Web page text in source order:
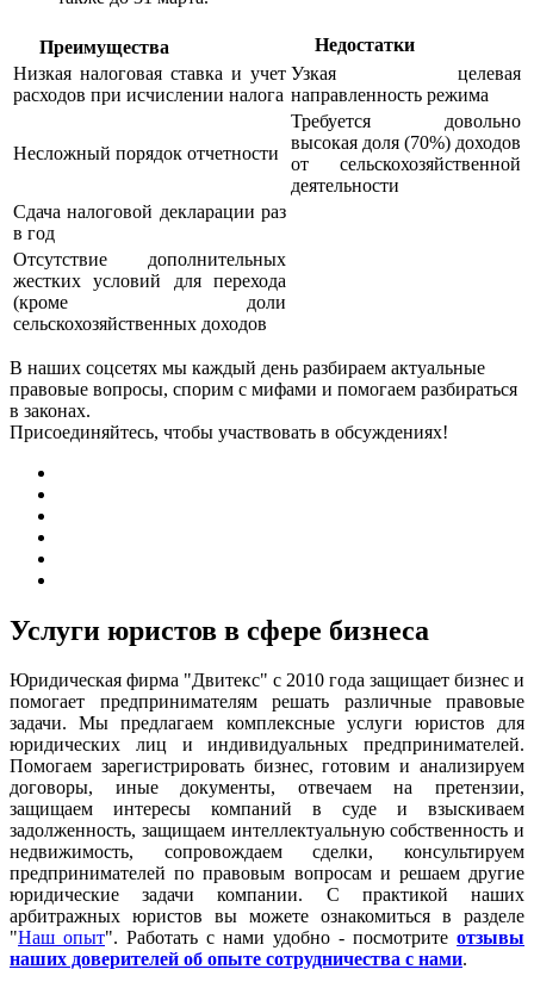
Преимущества
Недостатки
Низкая налоговая ставка и учет
расходов при исчислении налога
Узкая целевая
направленность режима
Несложный порядок отчетности
Требуется довольно
высокая доля (70%) доходов
от сельскохозяйственной
деятельности
Сдача налоговой декларации раз
в год
Отсутствие дополнительных
жестких условий для перехода
(кроме доли
сельскохозяйственных доходов
В наших соцсетях мы каждый день разбираем актуальные
правовые вопросы, спорим с мифами и помогаем разбираться
в законах.
Присоединяйтесь, чтобы участвовать в обсуждениях!
Услуги юристов в сфере бизнеса
Юридическая фирма "Двитекс" с 2010 года защищает бизнес и
помогает предпринимателям решать различные правовые
задачи. Мы предлагаем комплексные услуги юристов для
юридических лиц и индивидуальных предпринимателей.
Помогаем зарегистрировать бизнес, готовим и анализируем
договоры, иные документы, отвечаем на претензии,
защищаем интересы компаний в суде и взыскиваем
задолженность, защищаем интеллектуальную собственность и
недвижимость, сопровождаем сделки, консультируем
предпринимателей по правовым вопросам и решаем другие
юридические задачи компании. С практикой наших
арбитражных юристов вы можете ознакомиться в разделе
"Наш опыт". Работать с нами удобно - посмотрите отзывы
наших доверителей об опыте сотрудничества с нами.